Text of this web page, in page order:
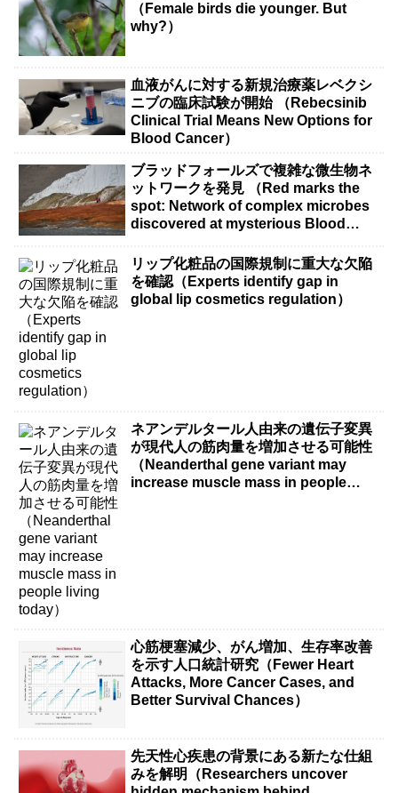
（Female birds die younger. But
why?）
血液がんに対する新規治療薬レベクシ
ニブの臨床試験が開始 （Rebecsinib
Clinical Trial Means New Options for
Blood Cancer）
ブラッドフォールズで複雑な微生物ネ
ットワークを発見 （Red marks the
spot: Network of complex microbes
discovered at mysterious Blood
リップ化粧品の国際規制に重大な欠陥
を確認（Experts identify gap in
global lip cosmetics regulation）
ネアンデルタール人由来の遺伝子変異
が現代人の筋肉量を増加させる可能性
（Neanderthal gene variant may
increase muscle mass in people
心筋梗塞減少、がん増加、生存率改善
を示す人口統計研究（Fewer Heart
Attacks, More Cancer Cases, and
Better Survival Chances）
先天性心疾患の背景にある新たな仕組
みを解明（Researchers uncover